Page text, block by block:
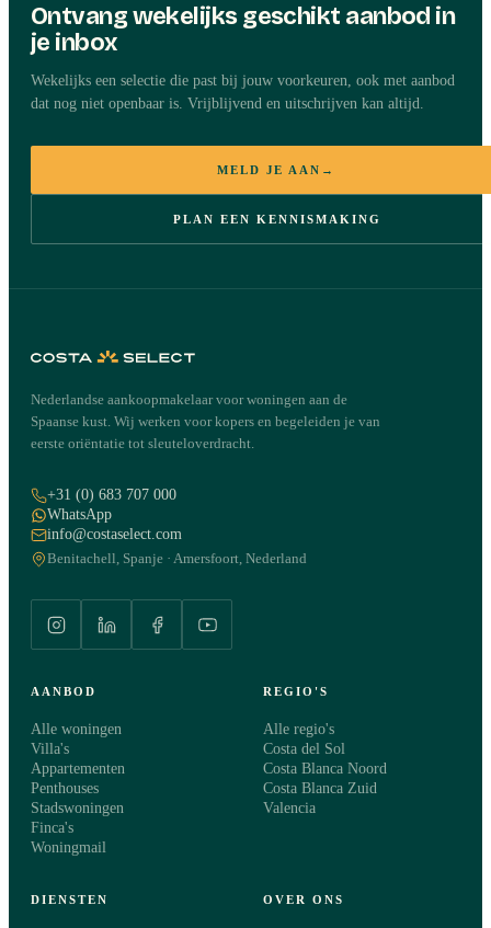
Ontvang wekelijks geschikt aanbod in
je inbox
Wekelijks een selectie die past bij jouw voorkeuren, ook met aanbod
dat nog niet openbaar is. Vrijblijvend en uitschrijven kan altijd.
MELD JE AAN →
PLAN EEN KENNISMAKING
Nederlandse aankoopmakelaar voor woningen aan de
Spaanse kust. Wij werken voor kopers en begeleiden je van
eerste oriëntatie tot sleuteloverdracht.
+31 (0) 683 707 000
WhatsApp
info@costaselect.com
Benitachell, Spanje · Amersfoort, Nederland
AANBOD
Alle woningen
Villa's
Appartementen
Penthouses
Stadswoningen
Finca's
Woningmail
REGIO'S
Alle regio's
Costa del Sol
Costa Blanca Noord
Costa Blanca Zuid
Valencia
DIENSTEN OVER ONS